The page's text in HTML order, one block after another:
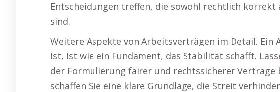
Entscheidungen treffen, die sowohl rechtlich
sind.
Weitere Aspekte von Arbeitsverträgen im Detail.
ist, ist wie ein Fundament, das Stabilität schafft.
der Formulierung fairer und rechtssicherer Verträge
schaffen Sie eine klare Grundlage, die Streit